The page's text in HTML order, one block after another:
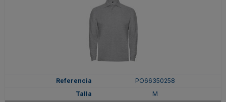
PO66350258
M